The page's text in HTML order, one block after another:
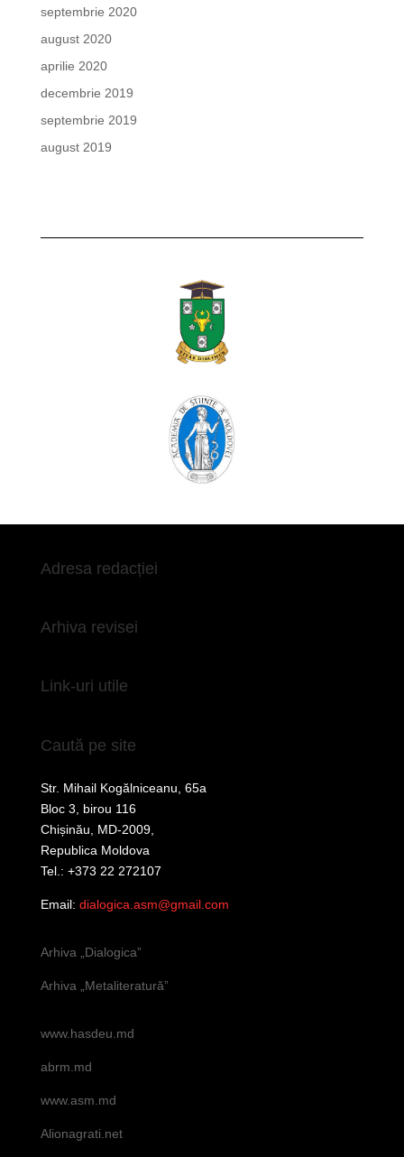
septembrie 2020
august 2020
aprilie 2020
decembrie 2019
septembrie 2019
august 2019
Adresa redacției
Arhiva revisei
Link-uri utile
Caută pe site
Str. Mihail Kogălniceanu, 65a
Bloc 3, birou 116
Chișinău, MD-2009,
Republica Moldova
Tel.: +373 22 272107
Email: dialogica.asm@gmail.com
Arhiva „Dialogica”
Arhiva „Metaliteratură”
www.hasdeu.md
abrm.md
www.asm.md
Alionagrati.net